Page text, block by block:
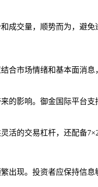
成交量，顺势而为，避
市场情绪和基本面消息
影响。御金国际平台支
的交易杠杆，还配备
出现。投资者应保持信